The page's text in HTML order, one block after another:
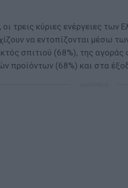
οι τρεις κύριες ενέργειες των
να εντοπίζονται μέσω
σπιτιού (68%), της
προϊόντων (68%) και στα